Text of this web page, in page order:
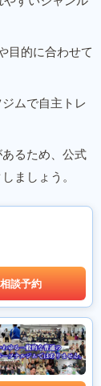
目的に合わせて
ムで自主トレ
るため、公式
ましょう。
談予約